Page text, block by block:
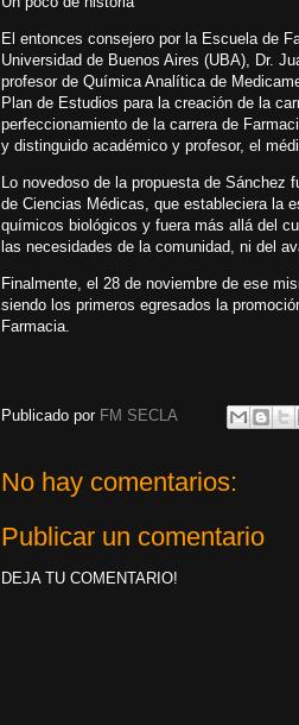
El entonces consejero por la Escuela de
Universidad de Buenos Aires (UBA), Dr.
profesor de Química Analítica de
Plan de Estudios para la creación de la
perfeccionamiento de la carrera de
y distinguido académico y profesor, el
Lo novedoso de la propuesta de Sánchez
de Ciencias Médicas, que estableciera la
químicos biológicos y fuera más allá del
las necesidades de la comunidad, ni del
Finalmente, el 28 de noviembre de ese
siendo los primeros egresados la
Farmacia.
Publicado por FM SECLA
No hay comentarios:
Publicar un comentario
DEJA TU COMENTARIO!